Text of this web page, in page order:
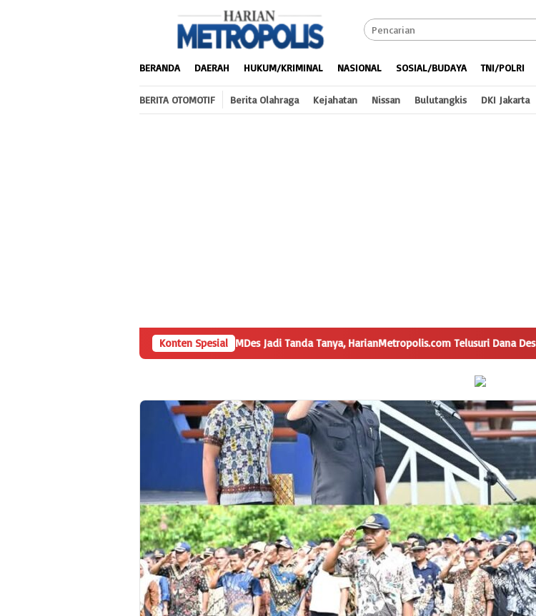
BERANDA DAERAH HUKUM/KRIMINAL NASIONAL SOSIAL/BUDAYA TNI/POLRI
BERITA OTOMOTIF Berita Olahraga Kejahatan Nissan Bulutangkis DKI Jakarta
Konten Spesial
Angka Penyertaan Modal BUMDes Jadi Tanda Tanya, HarianMetropolis.com Telusuri Dana Desa Trimulyo